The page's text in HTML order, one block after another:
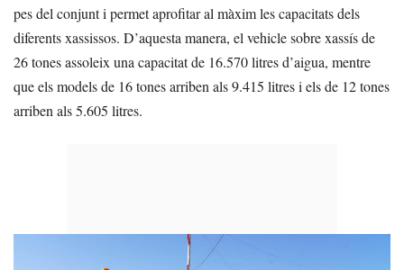
pes del conjunt i permet aprofitar al màxim les capacitats dels
diferents xassissos. D’aquesta manera, el vehicle sobre xassís de
26 tones assoleix una capacitat de 16.570 litres d’aigua, mentre
que els models de 16 tones arriben als 9.415 litres i els de 12 tones
arriben als 5.605 litres.